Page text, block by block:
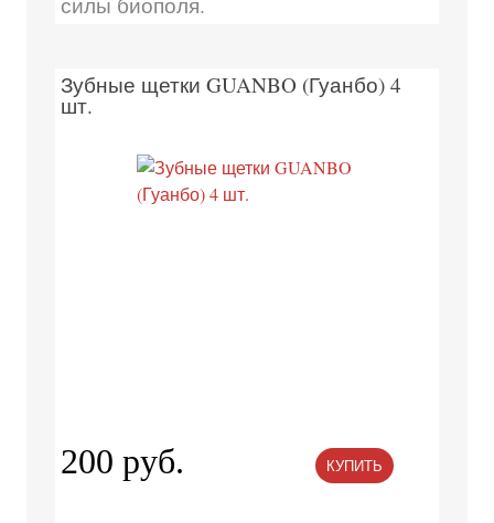
Зубные щетки GUANBO (Гуанбо) 4
шт.
200 руб. КУПИТЬ